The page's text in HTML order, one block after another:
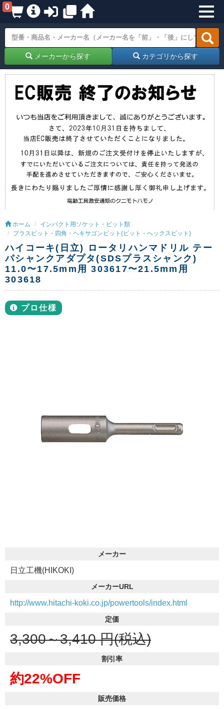
0
メーカーから探す カテゴリから探す
ホーム
インパクト用ソケット・ビット類
プラスビット・四角・ヘキサゴンビット(ビット・へックスビット)
ハイコーキ(日立) ロータリハンマドリル テー
パシャンクアダプタ(SDSプラスシャンク)
11.0〜17.5mm用 303617〜21.5mm用
303618
プロ仕様
メーカー
日立工機(HIKOKI)
メーカーURL
http://www.hitachi-koki.co.jp/powertools/index.html
定価
3,300～3,410 円(税込)
割引率
約22%OFF
販売価格